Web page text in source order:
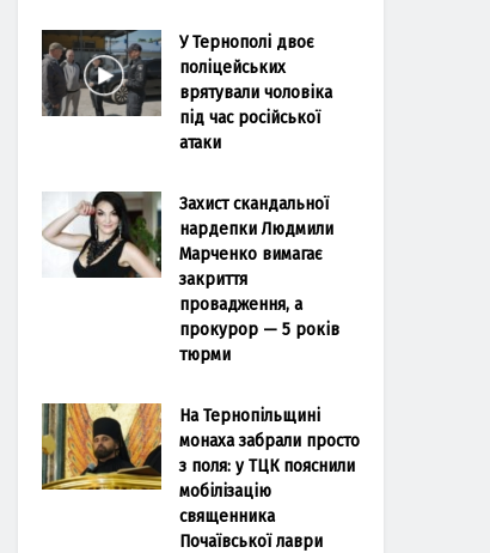
У Тернополі двоє
поліцейських
врятували чоловіка
під час російської
атаки
Захист скандальної
нардепки Людмили
Марченко вимагає
закриття
провадження, а
прокурор — 5 років
тюрми
На Тернопільщині
монаха забрали просто
з поля: у ТЦК пояснили
мобілізацію
священника
Почаївської лаври